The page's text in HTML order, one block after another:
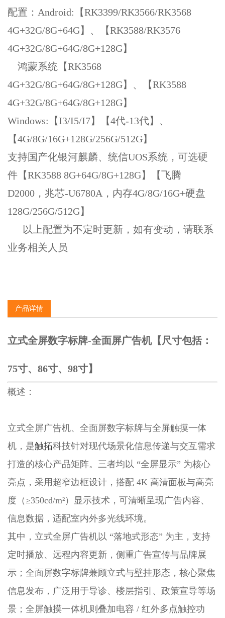
配置：Android:【RK3399/RK3566/RK3568
4G+32G/8G+64G】、【RK3588/RK3576
4G+32G/8G+64G/8G+128G】
鸿蒙系统【RK3568
4G+32G/8G+64G/8G+128G】、【RK3588
4G+32G/8G+64G/8G+128G】
Windows:【I3/I5/I7】【4代-13代】、
【4G/8G/16G+128G/256G/512G】
支持国产化银河麒麟、统信UOS系统，可选硬
件【RK3588 8G+64G/8G+128G】【飞腾
D2000，兆芯-U6780A，内存4G/8G/16G+硬盘
128G/256G/512G】
以上配置为不定时更新，如有变动，请联系
业务相关人员
产品详情
立式全屏数字标牌-全面屏广告机【尺寸包括：
75寸、86寸、98寸】
概述：
立式全屏广告机、全面屏数字标牌与全屏触摸一体
机，是触拓科技针对现代场景化信息传递与交互需求
打造的核心产品矩阵。三者均以 “全屏显示” 为核心
亮点，采用超窄边框设计，搭配 4K 高清面板与高亮
度（≥350cd/m²）显示技术，可清晰呈现广告内容、
信息数据，适配室内外多光线环境。
其中，立式全屏广告机以 “落地式形态” 为主，支持
定时播放、远程内容更新，侧重广告宣传与品牌展
示；全面屏数字标牌兼顾立式与壁挂形态，核心聚焦
信息发布，广泛用于导诊、楼层指引、政策宣导等场
景；全屏触摸一体机则叠加电容 / 红外多点触控功